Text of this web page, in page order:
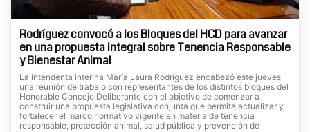
Rodríguez convocó a los Bloques del HCD para avanzar
en una propuesta integral sobre Tenencia Responsable
y Bienestar Animal
La intendenta interina María Laura Rodríguez encabezó este jueves
una reunión de trabajo con representantes de los distintos bloques del
Honorable Concejo Deliberante con el objetivo de comenzar a
construir una propuesta legislativa conjunta que permita actualizar y
fortalecer el marco normativo vigente en materia de tenencia
responsable, protección animal, salud pública y prevención de